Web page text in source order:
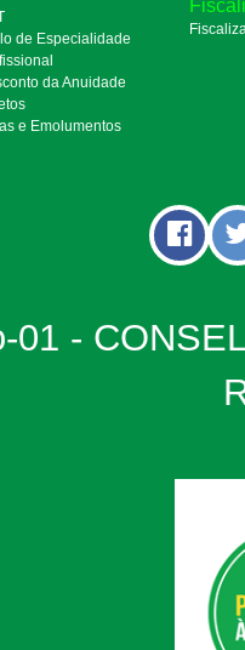
de Especialidade
da Anuidade
e Emolumentos
-